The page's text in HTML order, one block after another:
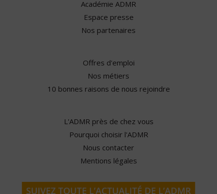
Académie ADMR
Espace presse
Nos partenaires
Offres d'emploi
Nos métiers
10 bonnes raisons de nous rejoindre
L'ADMR près de chez vous
Pourquoi choisir l'ADMR
Nous contacter
Mentions légales